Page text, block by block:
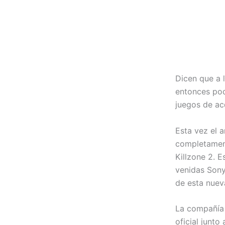
Dicen que a
entonces
juegos de
Esta vez el
Killzone 2.
venidas
de esta
La
oficial junto